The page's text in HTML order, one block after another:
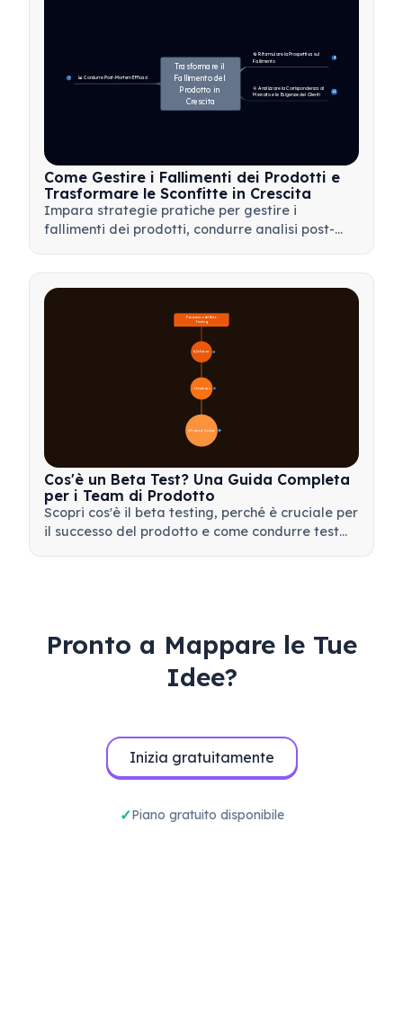
🔄 Riformulare la Prospettiva sul
Fallimento
4
📊 Condurre Post-Mortem Efficaci
7
🎯 Analizzare la Corrispondenza al
Mercato e le Esigenze dei Clienti
14
Trasformare il
Fallimento del
Prodotto in
Crescita
Come Gestire i Fallimenti dei Prodotti e
Trasformare le Sconfitte in Crescita
Impara strategie pratiche per gestire i
fallimenti dei prodotti, condurre analisi post-
apprendimento per il tuo team.
🔍 Definizione
🎯 Importanza
📋 Processo e Tipologie 20
Panoramica del Beta
Testing
Cos'è un Beta Test? Una Guida Completa
per i Team di Prodotto
Scopri cos'è il beta testing, perché è cruciale per
il successo del prodotto e come condurre test
Pronto a Mappare le Tue
Idee?
Inizia gratuitamente
Piano gratuito disponibile